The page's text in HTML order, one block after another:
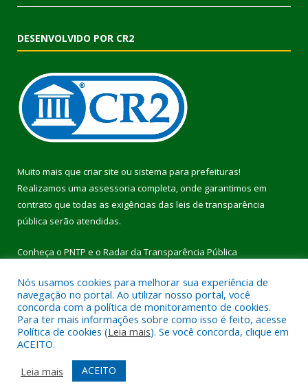
DESENVOLVIDO POR CR2
Muito mais que criar site ou sistema para prefeituras!
Realizamos uma assessoria completa, onde garantimos em
contrato que todas as exigências das leis de transparência
pública serão atendidas.
Conheça o PNTP e o Radar da Transparência Pública
Todos os direitos reservados a Prefeitura Municipal de Pau
D’Arco.
Mapa do Site
Acessar Área Administrativa
Acessar Webmail
Nós usamos cookies para melhorar sua experiência de
navegação no portal. Ao utilizar nosso portal, você
concorda com a política de monitoramento de cookies.
Para ter mais informações sobre como isso é feito, acesse
Política de cookies (Leia mais). Se você concorda, clique em
ACEITO.
Leia mais
ACEITO